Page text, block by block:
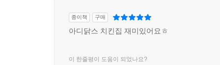
종이책 구매
아디닭스 치킨집 재미있어요ㅎ
이 한줄평이 도움이 되었나요?